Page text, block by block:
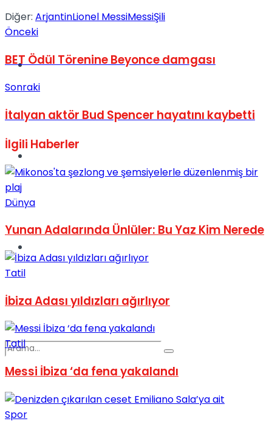
Tatil
Diğer: ArjantinLionel MessiMessiŞili
Önceki
BET Ödül Törenine Beyonce damgası
Sonraki
İtalyan aktör Bud Spencer hayatını kaybetti
İlgili Haberler
Dünya
Yunan Adalarında Ünlüler: Bu Yaz Kim Nerede
Tatil
İbiza Adası yıldızları ağırlıyor
Tatil
Messi İbiza ‘da fena yakalandı
Spor